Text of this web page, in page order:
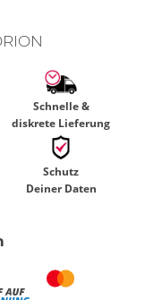
Schnelle &
diskrete Lieferung
Schutz
Deiner Daten